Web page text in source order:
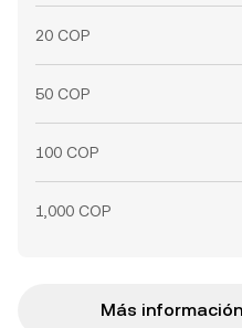
20 COP
50 COP
100 COP
1,000 COP
Más